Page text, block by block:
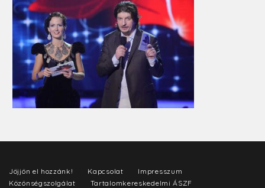
Jöjjön el hozzánk! Kapcsolat
Impresszum
Közönségszolgálat
Tartalomkereskedelmi ÁSZF